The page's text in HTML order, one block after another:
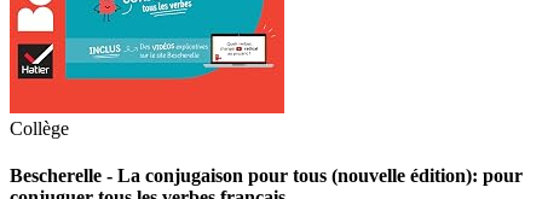
Collège
Bescherelle - La conjugaison pour tous (nouvelle édition): pour